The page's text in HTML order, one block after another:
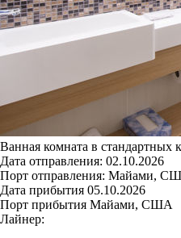
Ванная комната в стандартных
Дата отправления: 02.10.2026
Порт отправления: Майами,
Дата прибытия 05.10.2026
Порт прибытия Майами, США
Лайнер: